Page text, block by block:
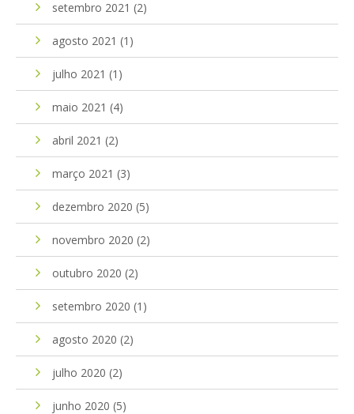
setembro 2021 (2)
agosto 2021 (1)
julho 2021 (1)
maio 2021 (4)
abril 2021 (2)
março 2021 (3)
dezembro 2020 (5)
novembro 2020 (2)
outubro 2020 (2)
setembro 2020 (1)
agosto 2020 (2)
julho 2020 (2)
junho 2020 (5)